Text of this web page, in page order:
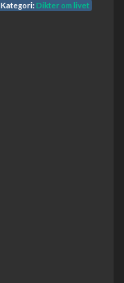
Kategori:Dikter om livet